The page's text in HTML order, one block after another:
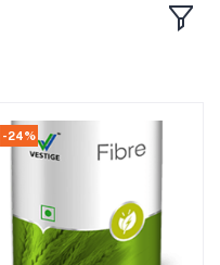
-24%